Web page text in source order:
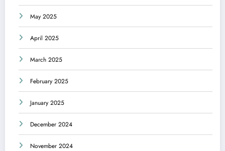
May 2025
April 2025
March 2025
February 2025
January 2025
December 2024
November 2024